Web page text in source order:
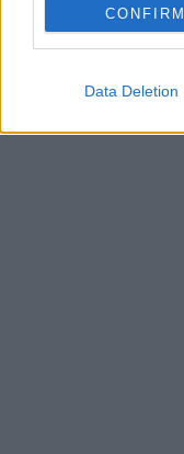
CONFIRM
Data Deletion